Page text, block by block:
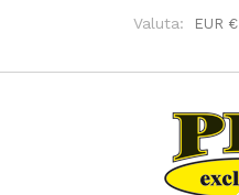
Valuta: EUR €